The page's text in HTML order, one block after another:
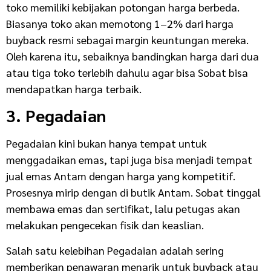
toko memiliki kebijakan potongan harga berbeda.
Biasanya toko akan memotong 1–2% dari harga
buyback resmi sebagai margin keuntungan mereka.
Oleh karena itu, sebaiknya bandingkan harga dari dua
atau tiga toko terlebih dahulu agar bisa Sobat bisa
mendapatkan harga terbaik.
3. Pegadaian
Pegadaian kini bukan hanya tempat untuk
menggadaikan emas, tapi juga bisa menjadi tempat
jual emas Antam dengan harga yang kompetitif.
Prosesnya mirip dengan di butik Antam. Sobat tinggal
membawa emas dan sertifikat, lalu petugas akan
melakukan pengecekan fisik dan keaslian.
Salah satu kelebihan Pegadaian adalah sering
memberikan penawaran menarik untuk buyback atau